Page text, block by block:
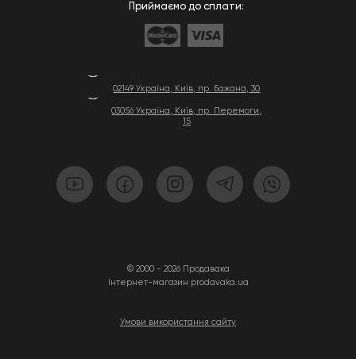
02149 Україна, Київ, пр. Бажана, 30
03056 Україна, Київ, пр. Перемоги,
15
© 2000 - 2026 Продавака
Інтернет-магазин prodavaka.ua
Умови використання сайту
Приймаємо до сплати: